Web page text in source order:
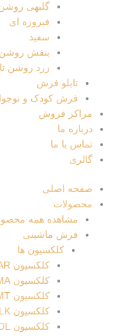
گلبهی روشن
فیروزه ای
سفید
بنفش روشن
زرد روشن تا
تابلو فرش
فرش کودک و
مراکز فروش
درباره ما
تماس با ما
گالری
صفحه اصلی
محصولات
مشاهده همه
فرش ماشینی
کلکسیون ها
کلکسیون FAKHAR
کلکسیون EMMA
کلکسیون MT
کلکسیون SILK
کلکسیون SOL